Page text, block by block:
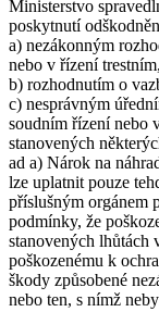
Ministerstvo
poskytnutí
a) nezákonným
nebo v řízení trestním,
b) rozhodnutím o
c) nesprávným
soudním řízení nebo
stanovených
ad a) Nárok na
lze uplatnit pouze
příslušným orgánem
podmínky, že
stanovených lhůtách
poškozenému k
škody způsobené
nebo ten, s nímž